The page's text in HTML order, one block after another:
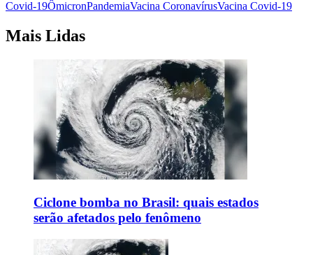
Covid-19ÔmicronPandemiaVacina CoronavírusVacina Covid-19
Mais Lidas
Ciclone bomba no Brasil: quais estados
serão afetados pelo fenômeno